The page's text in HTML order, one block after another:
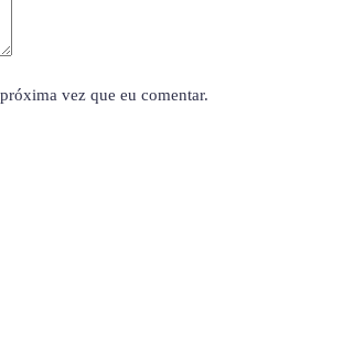
vez que eu comentar.